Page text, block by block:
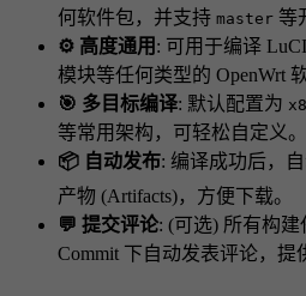
何软件包，并支持 master 等
⚙️ 高度通用 : 可用于编译
模块等任何类型的 OpenWrt
🎯 多目标编译: 默认配置为
等常用架构，可轻松自定义。
📦 自动发布: 编译成功后，
产物 (Artifacts)，方便下载。
💬 提交评论: (可选) 所有构
Commit 下自动发表评论，提